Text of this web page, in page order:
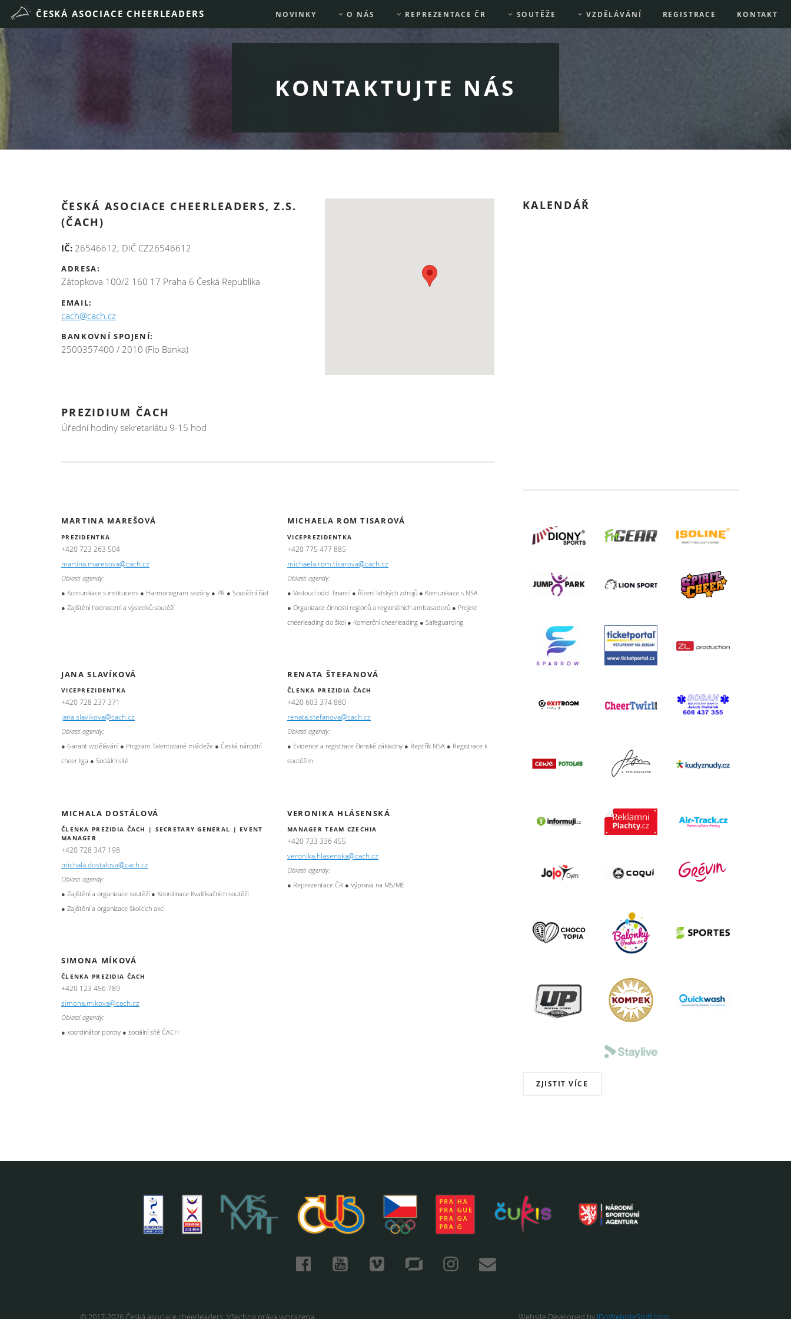
NOVINKY O NÁS REPREZENTACE ČR SOUTĚŽE VZDĚLÁVÁNÍ REGISTRACE KONTAKT
KONTAKTUJTE NÁS
ČESKÁ ASOCIACE CHEERLEADERS, Z.S.
(ČACH)
IČ: 26546612; DIČ CZ26546612
ADRESA:
Zátopkova 100/2 160 17 Praha 6 Česká Republika
EMAIL:
cach@cach.cz
BANKOVNÍ SPOJENÍ:
2500357400 / 2010 (Fio Banka)
PREZIDIUM ČACH
Úřední hodiny sekretariátu 9-15 hod
MARTINA MAREŠOVÁ
PREZIDENTKA
+420 723 263 504
martina.maresova@cach.cz
Oblasti agendy:
● Komunikace s institucemi ● Harmonogram sezóny ● PR ● Soutěžní řád
● Zajištění hodnocení a výsledků soutěží
MICHAELA ROM TISAROVÁ
VICEPREZIDENTKA
+420 775 477 885
michaela.rom.tisarova@cach.cz
Oblasti agendy:
● Vedoucí odd. financí ● Řízení lidských zdrojů ● Komunikace s NSA
● Organizace činnosti regionů a regionálních ambasadorů ● Projekt
cheerleading do škol ● Komerční cheerleading ● Safeguarding
JANA SLAVÍKOVÁ
VICEPREZIDENTKA
+420 728 237 371
jana.slavikova@cach.cz
Oblasti agendy:
● Garant vzdělávání ● Program Talentované mládeže ● Česká národní
cheer liga ● Sociální sítě
RENATA ŠTEFANOVÁ
ČLENKA PREZIDIA ČACH
+420 603 374 880
renata.stefanova@cach.cz
Oblasti agendy:
● Evidence a registrace členské základny ● Rejstřík NSA ● Registrace k
soutěžím
MICHALA DOSTÁLOVÁ
ČLENKA PREZIDIA ČACH | SECRETARY GENERAL | EVENT
MANAGER
+420 728 347 198
michala.dostalova@cach.cz
Oblasti agendy:
● Zajištění a organizace soutěží ● Koordinace Kvalifikačních soutěží
● Zajištění a organizace školících akcí
VERONIKA HLÁSENSKÁ
MANAGER TEAM CZECHIA
+420 733 336 455
veronika.hlasenska@cach.cz
Oblasti agendy:
● Reprezentace ČR ● Výprava na MS/ME
SIMONA MÍKOVÁ
ČLENKA PREZIDIA ČACH
+420 123 456 789
simona.mikova@cach.cz
Oblasti agendy:
● koordinátor poroty ● sociální sítě ČACH
KALENDÁŘ
ZJISTIT VÍCE
© 2017-2026 Česká asociace cheerleaders. Všechna práva vyhrazena. Website Developed by IDoWebsiteStuff.com